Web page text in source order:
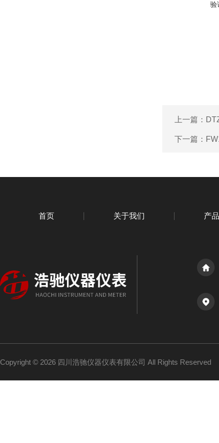
验
上一篇：
下一篇：
首页 关于我们 产
Copyright © 2026 四川浩驰仪器仪表有限公司 All Rights Reserved